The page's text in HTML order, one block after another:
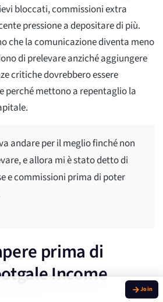
bloccati, commissioni extra
pressione a depositare di più.
che la comunicazione diventa meno
di prelevare anziché aggiungere
critiche dovrebbero essere
mettono a repentaglio la
andare per il meglio finché non
e allora mi è stato detto di
e commissioni prima di poter
prima di
Income